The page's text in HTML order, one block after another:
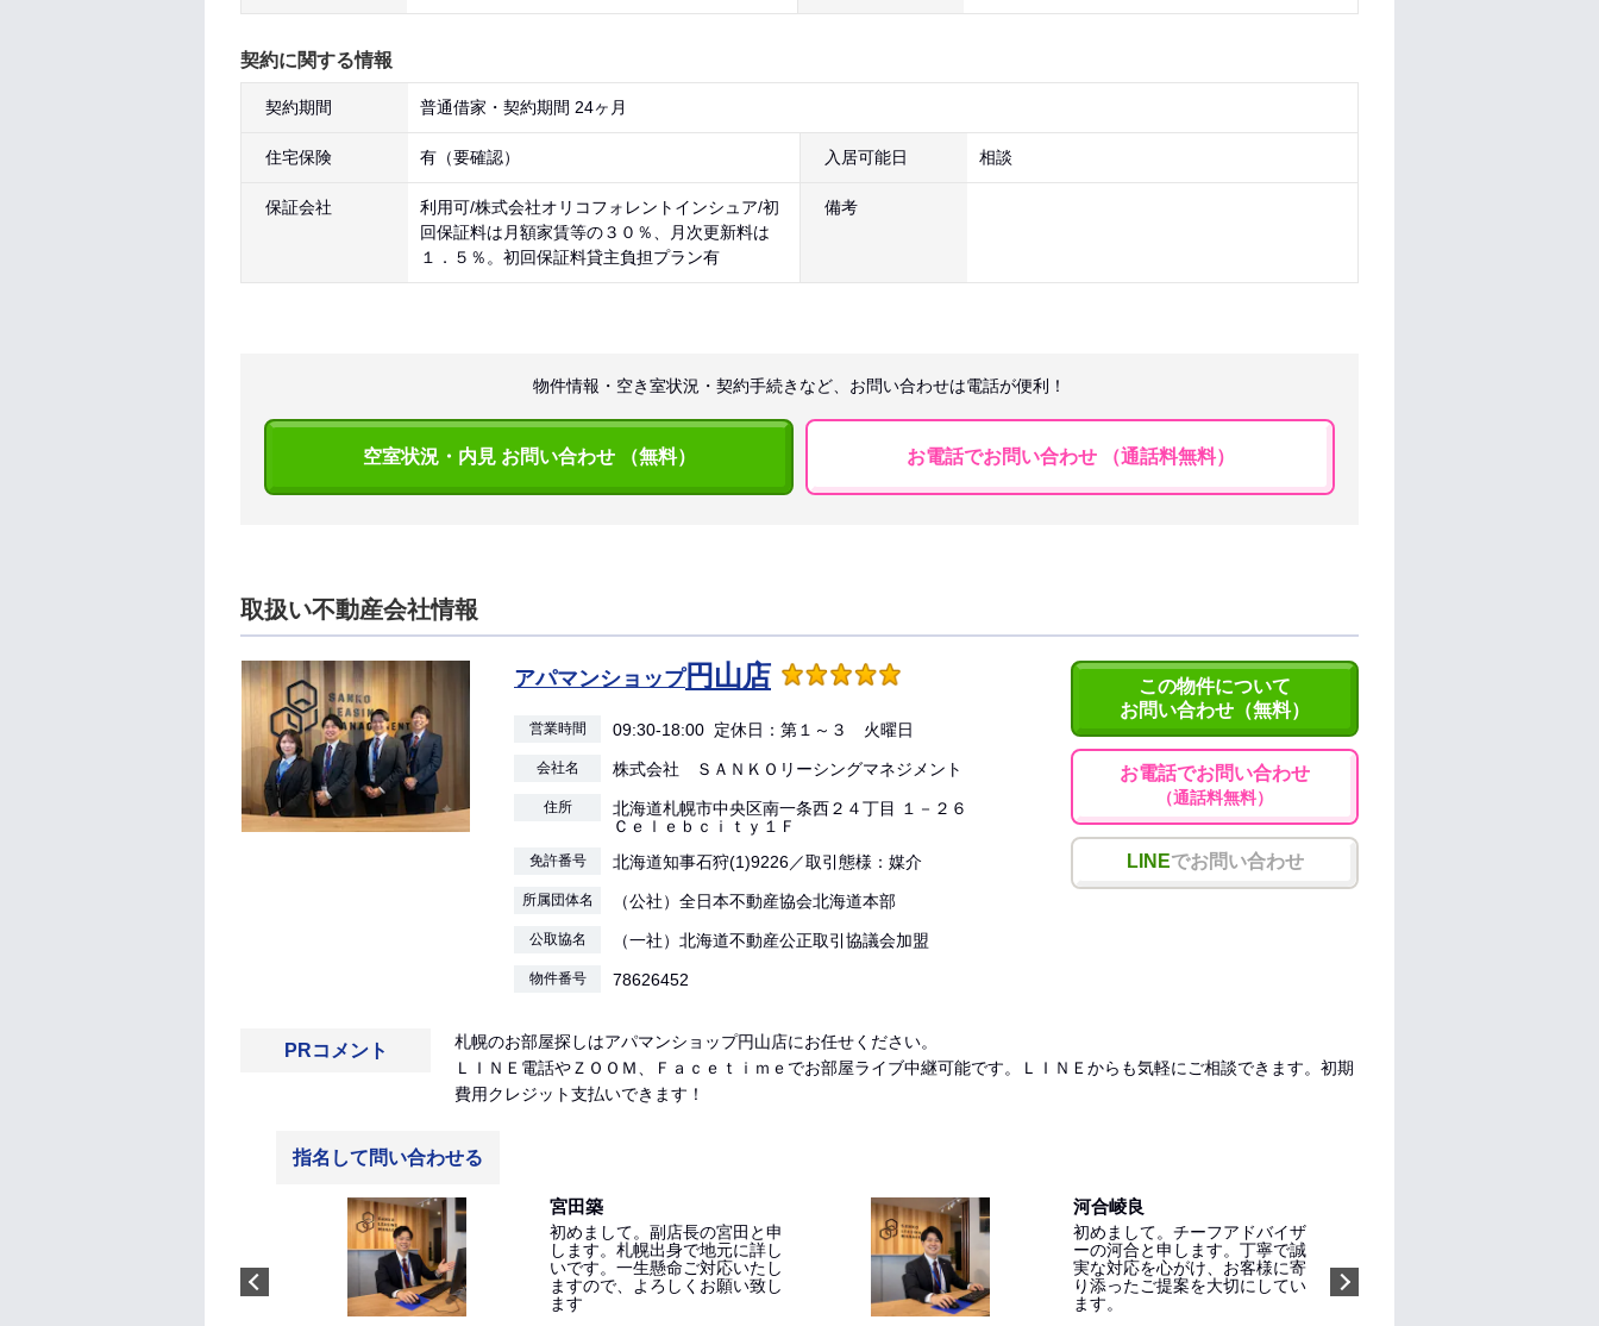
契約に関する情報
契約期間 普通借家・契約期間 24ヶ月
住宅保険 有（要確認） 入居可能日 相談
保証会社
利用可/株式会社オリコフォレントインシュア/初
回保証料は月額家賃等の３０％、月次更新料は
１．５％。初回保証料貸主負担プラン有
備考
物件情報・空き室状況・契約手続きなど、お問い合わせは電話が便利！
空室状況・内見 お問い合わせ （無料） お電話でお問い合わせ （通話料無料）
取扱い不動産会社情報
アパマンショップ円山店
営業時間 09:30-18:00 定休日：第１～３ 火曜日
会社名 株式会社 ＳＡＮＫＯリーシングマネジメント
住所
北海道札幌市中央区南一条西２４丁目 １－２６
Ｃｅｌｅｂｃｉｔｙ１Ｆ
免許番号 北海道知事石狩(1)9226／取引態様：媒介
所属団体名 （公社）全日本不動産協会北海道本部
公取協名 （一社）北海道不動産公正取引協議会加盟
物件番号 78626452
この物件について
お問い合わせ（無料）
お電話でお問い合わせ
（通話料無料）
LINEでお問い合わせ
PRコメント
札幌のお部屋探しはアパマンショップ円山店にお任せください。
ＬＩＮＥ電話やＺＯＯＭ、Ｆａｃｅｔｉｍｅでお部屋ライブ中継可能です。ＬＩＮＥからも気軽にご相談できます。初期
費用クレジット支払いできます！
指名して問い合わせる
ご提案させて頂きます！ 皆様の
ご来店を心よりお待ちしており
宮田築
初めまして。副店長の宮田と申
します。札幌出身で地元に詳し
いです。一生懸命ご対応いたし
ますので、よろしくお願い致し
ます
河合崚良
初めまして。チーフアドバイザ
ーの河合と申します。丁寧で誠
実な対応を心がけ、お客様に寄
り添ったご提案を大切にしてい
ます。